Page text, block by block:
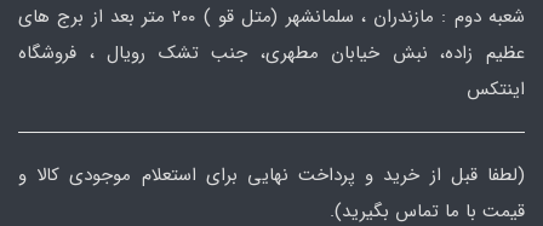
شعبه دوم : مازندران ، سلمانشهر (متل قو ) ۲۰۰ متر بعد از برج های
عظیم زاده، نبش خیابان مطهری، جنب تشک رویال ، فروشگاه
اینتکس
(لطفا قبل از خرید و پرداخت نهایی برای استعلام موجودی کالا و
قیمت با ما تماس بگیرید).